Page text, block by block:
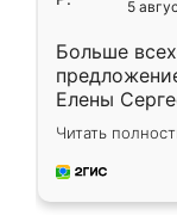
5
Больше
Елены
короткие
для замера
предложил
Читать